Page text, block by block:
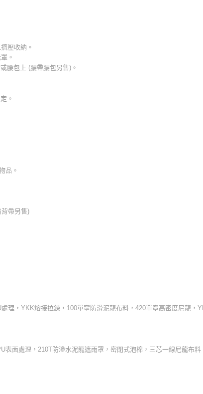
壓收納。
。
腰包上 (腰帶腰包另售)。
。
品。
帶另售)
理，YKK熔接拉鍊，100單寧防滑泥龍布料，420單寧高密度尼龍，
表面處理，210T防滲水泥龍遮雨罩，密閉式泡棉，三芯一線尼龍布料